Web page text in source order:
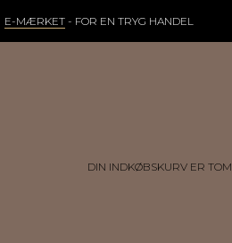
E-MÆRKET- FOR EN TRYG HANDEL
DIN INDKØBSKURV ER TOM